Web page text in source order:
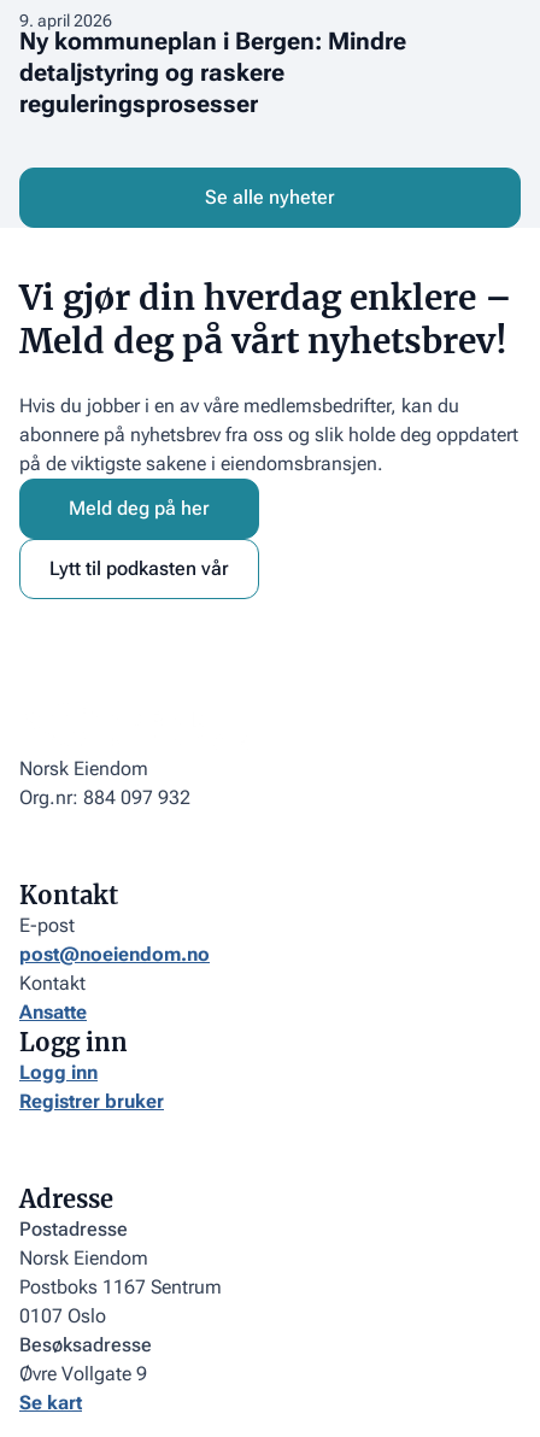
ofre
mer
natur?
9. april 2026
Ny kommuneplan i Bergen: Mindre
detaljstyring og raskere
reguleringsprosesser
Ny
kommuneplan
i
Bergen:
detaljstyring
raskere
Se alle nyheter
Vi gjør din hverdag enklere –
Meld deg på vårt nyhetsbrev!
Hvis du jobber i en av våre medlemsbedrifter, kan du
abonnere på nyhetsbrev fra oss og slik holde deg oppdatert
på de viktigste sakene i eiendomsbransjen.
Meld deg på her
Lytt til podkasten vår
Norsk Eiendom
Org.nr: 884 097 932
Kontakt
E-post
post@noeiendom.no
Kontakt
Ansatte
Logg inn
Logg inn
Registrer bruker
Adresse
Postadresse
Norsk Eiendom
Postboks 1167 Sentrum
0107 Oslo
Besøksadresse
Øvre Vollgate 9
Se kart